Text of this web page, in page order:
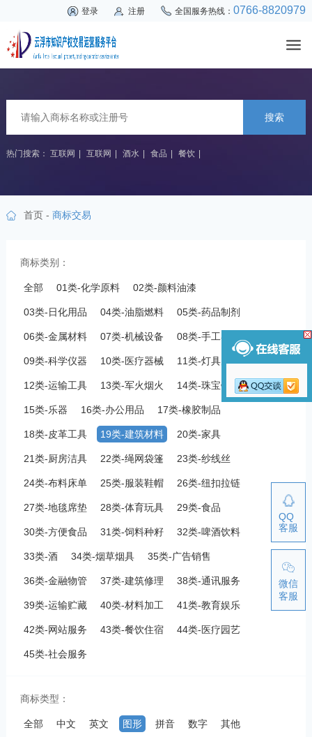
登录 注册 全国服务热线：0766-8820979
搜索
热门搜索： 互联网 互联网 酒水 食品 餐饮
首页- 商标交易
商标类别：
全部 01类-化学原料 02类-颜料油漆
03类-日化用品 04类-油脂燃料 05类-药品制剂
06类-金属材料 07类-机械设备 08类-手工器械
09类-科学仪器 10类-医疗器械 11类-灯具空调
12类-运输工具 13类-军火烟火 14类-珠宝钟表
15类-乐器 16类-办公用品 17类-橡胶制品
18类-皮革工具 19类-建筑材料 20类-家具
21类-厨房洁具 22类-绳网袋篷 23类-纱线丝
24类-布料床单 25类-服装鞋帽 26类-纽扣拉链
27类-地毯席垫 28类-体育玩具 29类-食品
30类-方便食品 31类-饲料种籽 32类-啤酒饮料
33类-酒 34类-烟草烟具 35类-广告销售
36类-金融物管 37类-建筑修理 38类-通讯服务
39类-运输贮藏 40类-材料加工 41类-教育娱乐
42类-网站服务 43类-餐饮住宿 44类-医疗园艺
45类-社会服务
商标类型：
全部 中文 英文 图形 拼音 数字 其他
QQ
客服
微信
客服